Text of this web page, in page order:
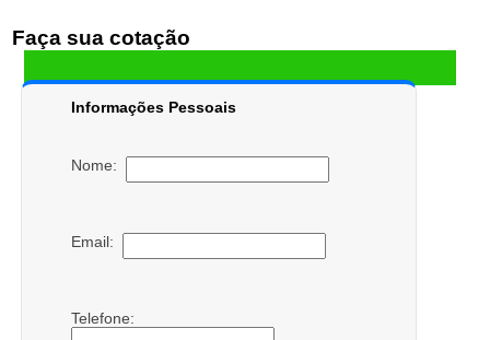
Faça sua cotação
Informações Pessoais
Nome:
Email:
Telefone: